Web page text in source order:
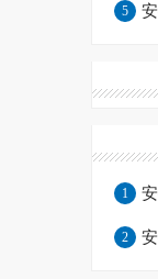
馆了
5
1
百佳
2